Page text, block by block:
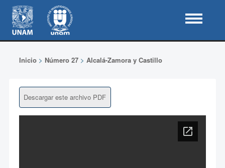
Inicio> Número 27> Alcalá-Zamora y Castillo
Descargar este archivo PDF